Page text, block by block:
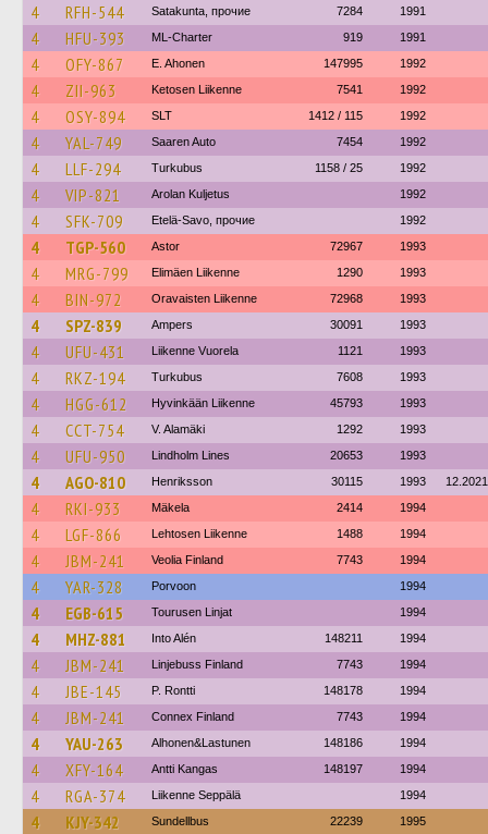
4 RFH-544 Satakunta, прочие 7284 1991
4 HFU-393 ML-Charter 919 1991
4 OFY-867 E. Ahonen 147995 1992
4 ZII-963 Ketosen Liikenne 7541 1992
4 OSY-894 SLT 1412 / 115 1992
4 YAL-749 Saaren Auto 7454 1992
4 LLF-294 Turkubus 1158 / 25 1992
4 VIP-821 Arolan Kuljetus 1992
4 SFK-709 Etelä-Savo, прочие 1992
4 TGP-560 Astor 72967 1993
4 MRG-799 Elimäen Liikenne 1290 1993
4 BIN-972 Oravaisten Liikenne 72968 1993
4 SPZ-839 Ampers 30091 1993
4 UFU-431 Liikenne Vuorela 1121 1993
4 RKZ-194 Turkubus 7608 1993
4 HGG-612 Hyvinkään Liikenne 45793 1993
4 CCT-754 V. Alamäki 1292 1993
4 UFU-950 Lindholm Lines 20653 1993
4 AGO-810 Henriksson 30115 1993 12.2021
4 RKI-933 Mäkela 2414 1994
4 LGF-866 Lehtosen Liikenne 1488 1994
4 JBM-241 Veolia Finland 7743 1994
4 YAR-328 Porvoon 1994
4 EGB-615 Tourusen Linjat 1994
4 MHZ-881 Into Alén 148211 1994
4 JBM-241 Linjebuss Finland 7743 1994
4 JBE-145 P. Rontti 148178 1994
4 JBM-241 Connex Finland 7743 1994
4 YAU-263 Alhonen&Lastunen 148186 1994
4 XFY-164 Antti Kangas 148197 1994
4 RGA-374 Liikenne Seppälä 1994
4 KJY-342 Sundellbus 22239 1995